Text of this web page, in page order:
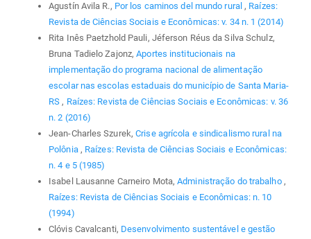
Agustín Avila R., Por los caminos del mundo rural, Raízes:
Revista de Ciências Sociais e Econômicas: v. 34 n. 1 (2014)
Rita Inês Paetzhold Pauli, Jéferson Réus da Silva Schulz,
Bruna Tadielo Zajonz,Aportes institucionais na
implementação do programa nacional de alimentação
escolar nas escolas estaduais do município de Santa Maria-
RS, Raízes: Revista de Ciências Sociais e Econômicas: v. 36
n. 2 (2016)
Jean-Charles Szurek,Crise agrícola e sindicalismo rural na
Polônia , Raízes: Revista de Ciências Sociais e Econômicas:
n. 4 e 5 (1985)
Isabel Lausanne Carneiro Mota,Administração do trabalho ,
Raízes: Revista de Ciências Sociais e Econômicas: n. 10
(1994)
Clóvis Cavalcanti, Desenvolvimento sustentável e gestão